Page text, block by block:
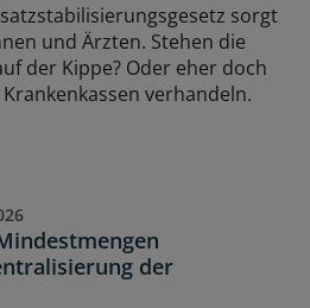
sorgt
und Ärzten. Stehen die
der Kippe? Oder eher doch
verhandeln.
der